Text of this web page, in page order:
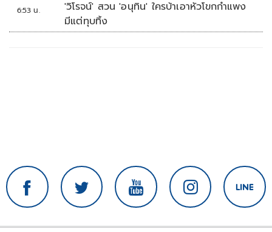
6:53 น.
'วิโรจน์' สวน 'อนุทิน' ใครบ้าเอาหัวโขกกำแพง
มีแต่ทุบทิ้ง